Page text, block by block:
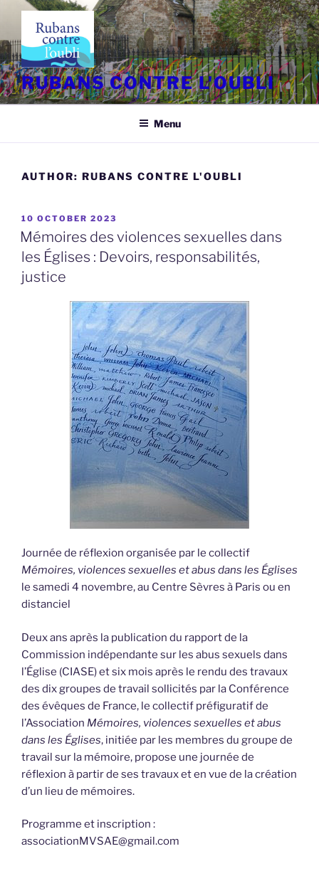
content
RUBANS CONTRE L'OUBLI
Menu
AUTHOR: RUBANS CONTRE L'OUBLI
POSTED
ON
10 OCTOBER 2023
Mémoires des violences sexuelles dans
les Églises : Devoirs, responsabilités,
justice
Journée de réflexion organisée par le collectif
Mémoires, violences sexuelles et abus dans les Églises
le samedi 4 novembre, au Centre Sèvres à Paris ou en
distanciel
Deux ans après la publication du rapport de la
Commission indépendante sur les abus sexuels dans
l’Église (CIASE) et six mois après le rendu des travaux
des dix groupes de travail sollicités par la Conférence
des évêques de France, le collectif préfiguratif de
l’Association Mémoires, violences sexuelles et abus
dans les Églises, initiée par les membres du groupe de
travail sur la mémoire, propose une journée de
réflexion à partir de ses travaux et en vue de la création
d’un lieu de mémoires.
Programme et inscription :
associationMVSAE@gmail.com